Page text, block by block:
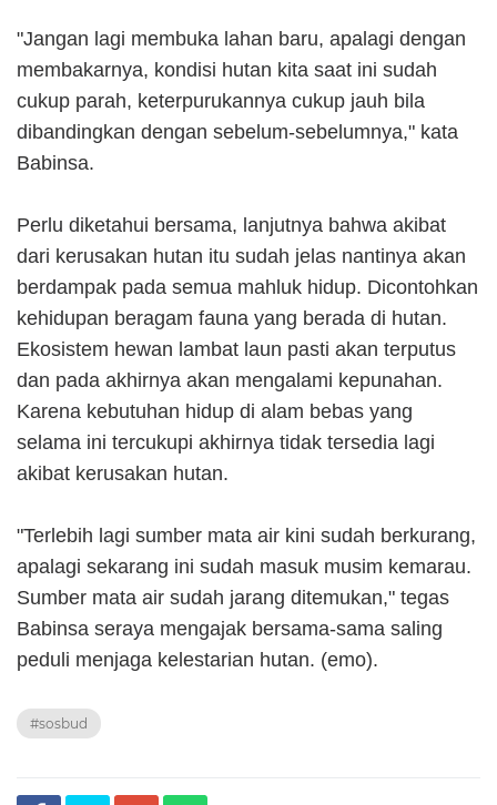
"Jangan lagi membuka lahan baru, apalagi dengan
membakarnya, kondisi hutan kita saat ini sudah
cukup parah, keterpurukannya cukup jauh bila
dibandingkan dengan sebelum-sebelumnya," kata
Babinsa.
Perlu diketahui bersama, lanjutnya bahwa akibat
dari kerusakan hutan itu sudah jelas nantinya akan
berdampak pada semua mahluk hidup. Dicontohkan
kehidupan beragam fauna yang berada di hutan.
Ekosistem hewan lambat laun pasti akan terputus
dan pada akhirnya akan mengalami kepunahan.
Karena kebutuhan hidup di alam bebas yang
selama ini tercukupi akhirnya tidak tersedia lagi
akibat kerusakan hutan.
"Terlebih lagi sumber mata air kini sudah berkurang,
apalagi sekarang ini sudah masuk musim kemarau.
Sumber mata air sudah jarang ditemukan," tegas
Babinsa seraya mengajak bersama-sama saling
peduli menjaga kelestarian hutan. (emo).
#sosbud